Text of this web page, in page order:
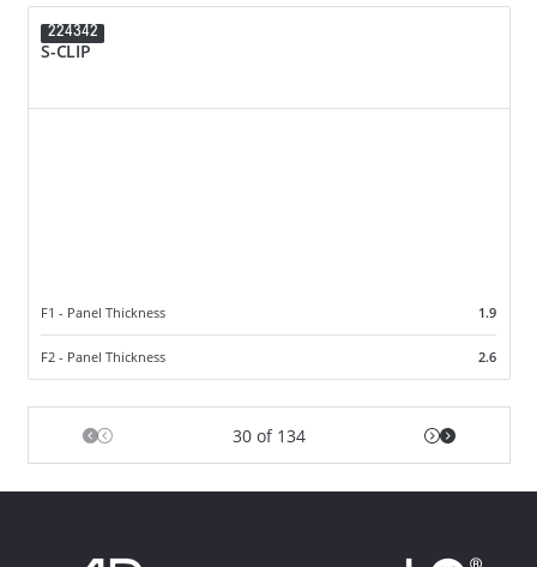
224342
S-CLIP
F1 - Panel Thickness 1.9
F2 - Panel Thickness 2.6
30 of 134